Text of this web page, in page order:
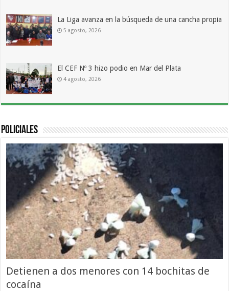
La Liga avanza en la búsqueda de una cancha propia
5 agosto, 2026
El CEF Nº 3 hizo podio en Mar del Plata
4 agosto, 2026
Policiales
Detienen a dos menores con 14 bochitas de
cocaína